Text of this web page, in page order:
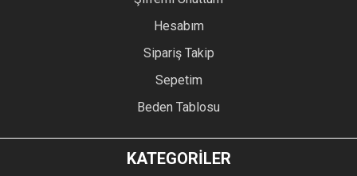
Hesabım
Sipariş Takip
Sepetim
Beden Tablosu
KATEGORİLER